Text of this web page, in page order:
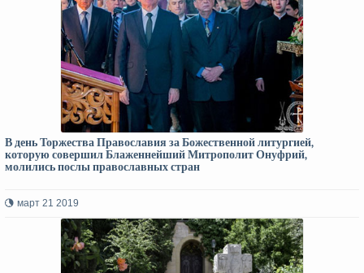
В день Торжества Православия за Божественной литургией,
которую совершил Блаженнейший Митрополит Онуфрий,
молились послы православных стран
март 21 2019